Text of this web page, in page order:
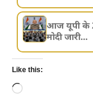
आज यूपी के
मोदी जारी...
Like this:
Loading…